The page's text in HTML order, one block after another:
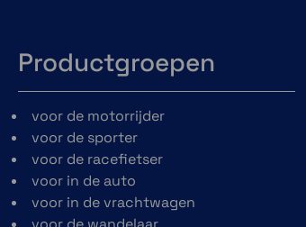
Productgroepen
voor de motorrijder
voor de sporter
voor de racefietser
voor in de auto
voor in de vrachtwagen